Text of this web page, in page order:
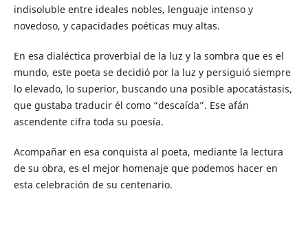
indisoluble entre ideales nobles, lenguaje intenso y
novedoso, y capacidades poéticas muy altas.
En esa dialéctica proverbial de la luz y la sombra que es el
mundo, este poeta se decidió por la luz y persiguió siempre
lo elevado, lo superior, buscando una posible apocatástasis,
que gustaba traducir él como “descaída”. Ese afán
ascendente cifra toda su poesía.
Acompañar en esa conquista al poeta, mediante la lectura
de su obra, es el mejor homenaje que podemos hacer en
esta celebración de su centenario.